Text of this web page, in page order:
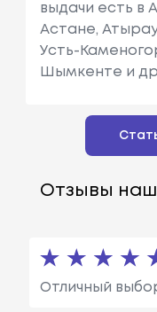
выдачи есть в
Астане,
Усть-
Шымкенте и
Отзывы
Отличный